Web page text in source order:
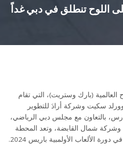
اللوح تنطلق في دبي غداً
(بارك وستريت)، التي تقام
سكيت وشركة أرادَ للتطوير
من 25 الجاري إلى 10 مارس، بالتعاون مع مجلس دبي الرياضي،
وشركة شمال القابضة، وتعد المحطة
الألعاب الأولمبية باريس 2024.